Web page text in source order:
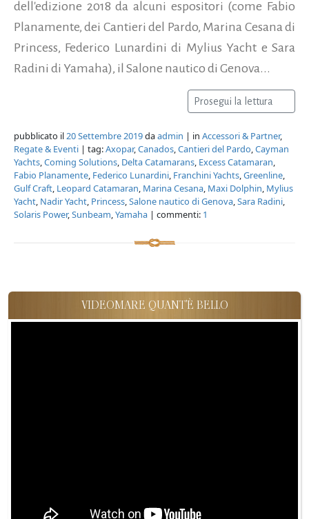
dell'edizione 2018 da alcuni espositori (come Fabio
Planamente, dei Cantieri del Pardo, Marina Cesana di
Princess, Federico Lunardini di Mylius Yacht e Sara
Radini di Yamaha), il Salone nautico di Genova...
Prosegui la lettura
pubblicato il20 Settembre 2019daadmin | in Accessori & Partner,
Regate & Eventi | tag:Axopar,Canados,Cantieri del Pardo,Cayman
Yachts,Coming Solutions, Delta Catamarans, Excess Catamaran,
Fabio Planamente, Federico Lunardini, Franchini Yachts,Greenline,
Gulf Craft, Leopard Catamaran, Marina Cesana, Maxi Dolphin, Mylius
Yacht, Nadir Yacht, Princess,Salone nautico di Genova,Sara Radini,
Solaris Power,Sunbeam,Yamaha | commenti: 1
VIDEOMARE QUANT'È BELLO